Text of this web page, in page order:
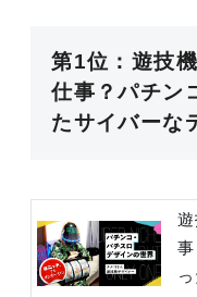
第1位：遊技
仕事？パチン
たサイバーな